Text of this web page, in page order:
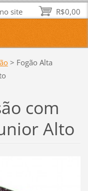
> Fogão Alta
com
Alto
R$0,00
site